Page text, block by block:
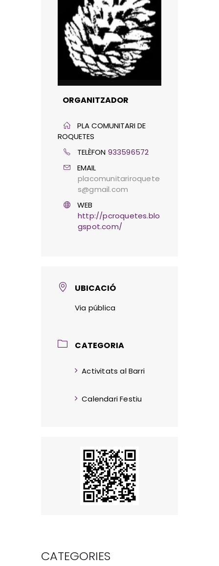
ORGANITZADOR
PLA COMUNITARI DE
ROQUETES
TELÈFON 933596572
EMAIL
placomunitariroquete
s@gmail.com
WEB
http://pcroquetes.blo
gspot.com/
UBICACIÓ
Via pública
CATEGORIA
Activitats al Barri
Calendari Festiu
CATEGORIES